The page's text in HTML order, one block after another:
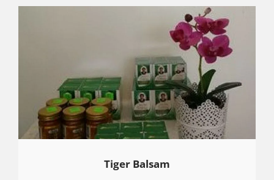
Tiger Balsam